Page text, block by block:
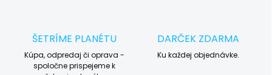
ŠETRÍME PLANÉTU
Kúpa, odpredaj či oprava -
spoločne prispejeme k
DARČEK ZDARMA
Ku každej objednávke.